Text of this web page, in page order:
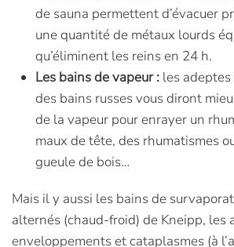
de sauna permettent d’évacuer
une quantité de métaux lourds
qu’éliminent les reins en 24 h.
Les bains de vapeur : les
des bains russes vous diront
de la vapeur pour enrayer un
maux de tête, des rhumatismes
gueule de bois…
Mais il y aussi les bains de
alternés (chaud-froid) de Kneipp, les
enveloppements et cataplasmes (à